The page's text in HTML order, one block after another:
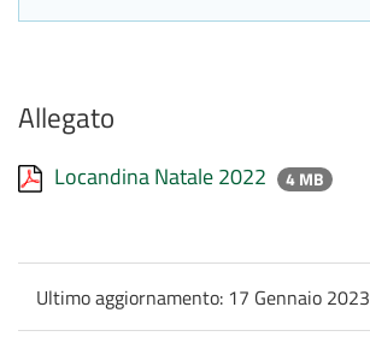
Allegato
Locandina Natale 2022 4 MB
Ultimo aggiornamento: 17 Gennaio 2023